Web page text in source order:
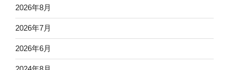
2026年8月
2026年7月
2026年6月